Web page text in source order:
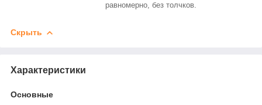
равномерно, без толчков.
Скрыть
Характеристики
Основные